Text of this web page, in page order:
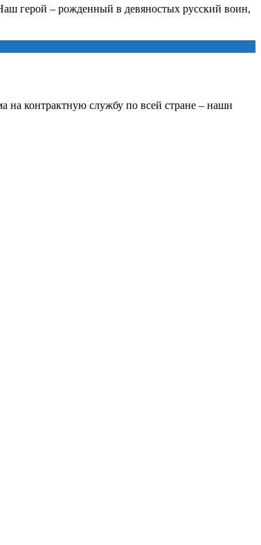
герой – рожденный в девяностых русский воин,
контрактную службу по всей стране – наши